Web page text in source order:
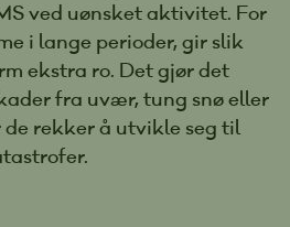
ved uønsket aktivitet. For
i lange perioder, gir slik
ekstra ro. Det gjør det
fra uvær, tung snø eller
rekker å utvikle seg til